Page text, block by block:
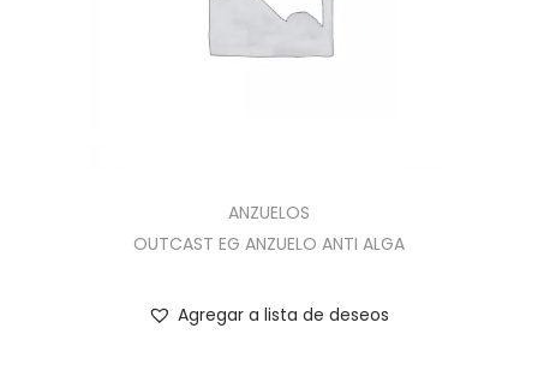
ANZUELOS
OUTCAST EG ANZUELO ANTI ALGA
Agregar a lista de deseos